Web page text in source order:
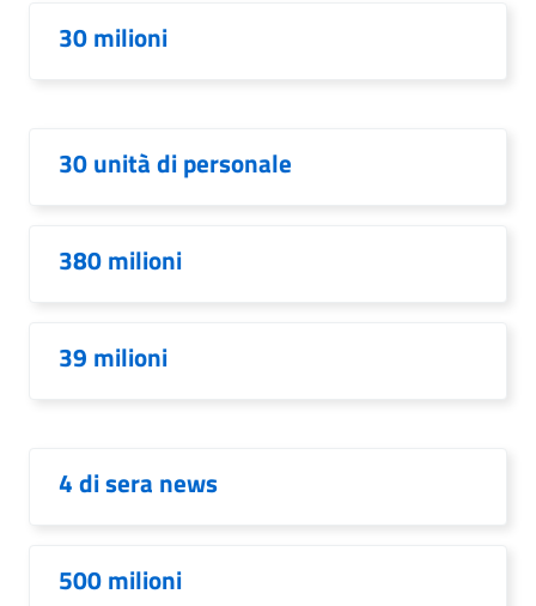
30 milioni
30 unità di personale
380 milioni
39 milioni
4 di sera news
500 milioni